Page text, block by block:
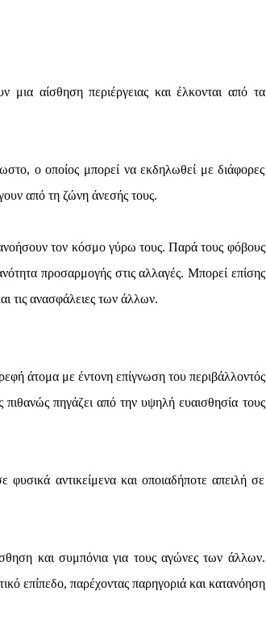
αίσθηση περιέργειας και έλκονται από τα
ο οποίος μπορεί να εκδηλωθεί με διάφορες
από τη ζώνη άνεσής τους.
τον κόσμο γύρω τους. Παρά τους φόβους
προσαρμογής στις αλλαγές. Μπορεί επίσης
τις ανασφάλειες των άλλων.
άτομα με έντονη επίγνωση του περιβάλλοντός
πηγάζει από την υψηλή ευαισθησία τους
φυσικά αντικείμενα και οποιαδήποτε απειλή σε
και συμπόνια για τους αγώνες των άλλων.
επίπεδο, παρέχοντας παρηγοριά και κατανόηση